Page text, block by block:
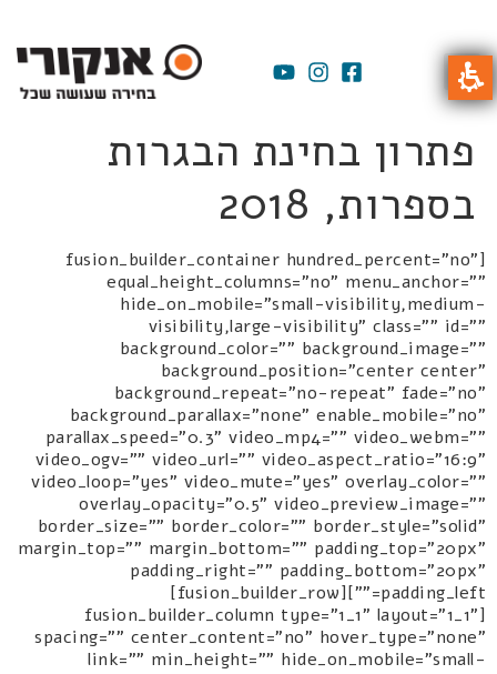
פתרון בחינת הבגרות
בספרות, 2018
[fusion_builder_container hundred_percent="no"
equal_height_columns="no" menu_anchor=""
hide_on_mobile="small-visibility,medium-
visibility,large-visibility" class="" id=""
background_color="" background_image=""
background_position="center center"
background_repeat="no-repeat" fade="no"
background_parallax="none" enable_mobile="no"
parallax_speed="0.3" video_mp4="" video_webm=""
video_ogv="" video_url="" video_aspect_ratio="16:9"
video_loop="yes" video_mute="yes" overlay_color=""
overlay_opacity="0.5" video_preview_image=""
border_size="" border_color="" border_style="solid"
margin_top="" margin_bottom="" padding_top="20px"
padding_right="" padding_bottom="20px"
padding_left=""][fusion_builder_row]
[fusion_builder_column type="1_1" layout="1_1"
spacing="" center_content="no" hover_type="none"
link="" min_height="" hide_on_mobile="small-